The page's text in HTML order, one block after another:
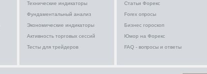
Технические индикаторы
Фундаментальный анализ
Экономические индикаторы
Активность торговых сессий
Тесты для трейдеров
Статьи Форекс
Forex опросы
Бизнес гороскоп
Юмор на Форекс
FAQ - вопросы и ответы